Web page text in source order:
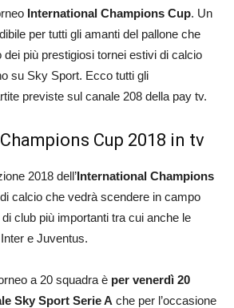
International Champions Cup. Un
per tutti gli amanti del pallone che
dei più prestigiosi tornei estivi di calcio
su Sky Sport. Ecco tutti gli
previste sul canale 208 della pay tv.
Cup 2018 in tv
2018 dell’International Champions
calcio che vedrà scendere in campo
club più importanti tra cui anche le
e Juventus.
a 20 squadra è per venerdì 20
Sky Sport Serie A che per l’occasione